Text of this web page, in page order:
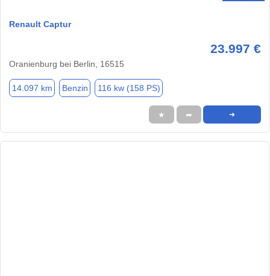
Renault Captur
23.997 €
Oranienburg bei Berlin, 16515
14.097 km Benzin 116 kw (158 PS)
★ ➦ ➜